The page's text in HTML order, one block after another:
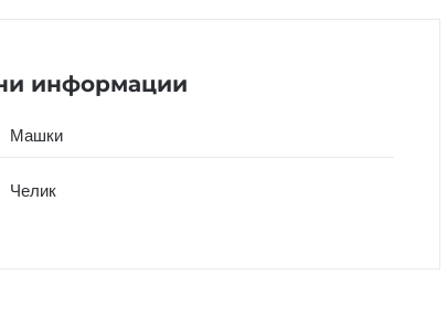
информации
Машки
Челик